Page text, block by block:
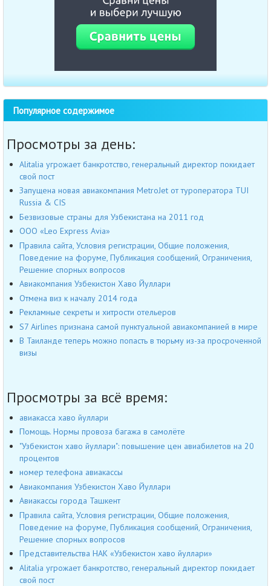
Популярное содержимое
Просмотры за день:
Alitalia угрожает банкротство, генеральный директор покидает
свой пост
Запущена новая авиакомпания MetroJet от туроператора TUI
Russia & CIS
Безвизовые страны для Узбекистана на 2011 год
OOO «Leo Express Avia»
Правила сайта, Условия регистрации, Общие положения,
Поведение на форуме, Публикация сообщений, Ограничения,
Решение спорных вопросов
Авиакомпания Узбекистон Хаво Йуллари
Отмена виз к началу 2014 года
Рекламные секреты и хитрости отельеров
S7 Airlines признана самой пунктуальной авиакомпанией в мире
В Таиланде теперь можно попасть в тюрьму из-за просроченной
визы
Просмотры за всё время:
авиакасса хаво йуллари
Помощь. Нормы провоза багажа в самолёте
"Узбекистон хаво йуллари": повышение цен авиабилетов на 20
процентов
номер телефона авиакассы
Авиакомпания Узбекистон Хаво Йуллари
Авиакассы города Ташкент
Правила сайта, Условия регистрации, Общие положения,
Поведение на форуме, Публикация сообщений, Ограничения,
Решение спорных вопросов
Представительства НАК «Узбекистон хаво йуллари»
Alitalia угрожает банкротство, генеральный директор покидает
свой пост